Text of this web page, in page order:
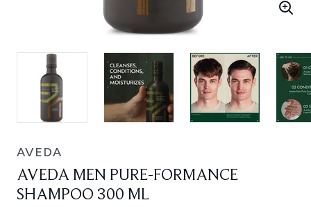
AVEDA
AVEDA MEN PURE-FORMANCE
SHAMPOO 300 ML